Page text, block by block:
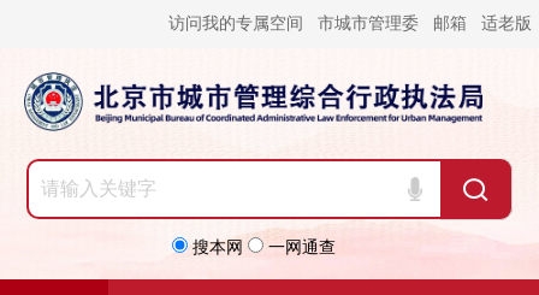
访问我的专属空间 市城市管理委 邮箱 适老版
搜本网 一网通查